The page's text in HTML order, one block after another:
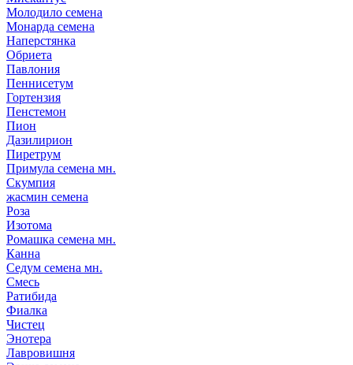
Молодило семена
Монарда семена
Наперстянка
Обриета
Павлония
Пеннисетум
Гортензия
Пенстемон
Пион
Дазилирион
Пиретрум
Примула семена мн.
Скумпия
жасмин семена
Роза
Изотома
Ромашка семена мн.
Канна
Седум семена мн.
Смесь
Ратибида
Фиалка
Чистец
Энотера
Лавровишня